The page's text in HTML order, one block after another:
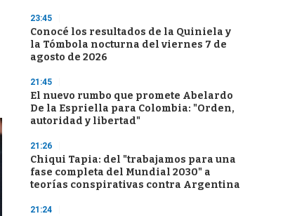
23:45
Conocé los resultados de la Quiniela y
la Tómbola nocturna del viernes 7 de
agosto de 2026
21:45
El nuevo rumbo que promete Abelardo
De la Espriella para Colombia: "Orden,
autoridad y libertad"
21:26
Chiqui Tapia: del "trabajamos para una
fase completa del Mundial 2030" a
teorías conspirativas contra Argentina
21:24